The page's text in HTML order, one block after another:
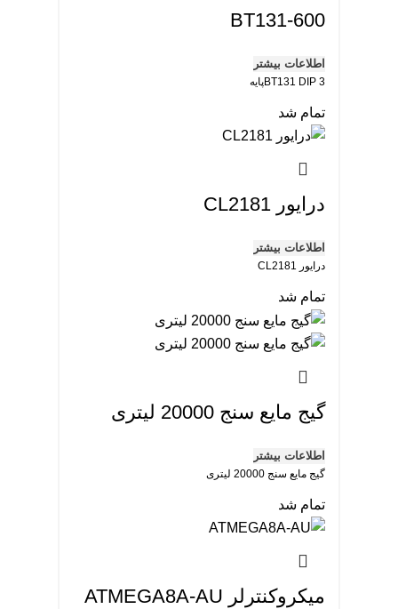
BT131-600
اطلاعات بیشتر
BT131 DIP 3پایه
تمام شد
درایور CL2181
اطلاعات بیشتر
درایور CL2181
تمام شد
گیج مایع سنج 20000 لیتری
اطلاعات بیشتر
گیج مایع سنج 20000 لیتری
تمام شد
میکروکنترلر ATMEGA8A-AU